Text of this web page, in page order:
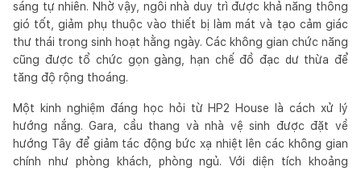
sáng tự nhiên. Nhờ vậy, ngôi nhà duy trì được khả năng thông
gió tốt, giảm phụ thuộc vào thiết bị làm mát và tạo cảm giác
thư thái trong sinh hoạt hằng ngày. Các không gian chức năng
cũng được tổ chức gọn gàng, hạn chế đồ đạc dư thừa để
tăng độ rộng thoáng.
Một kinh nghiệm đáng học hỏi từ HP2 House là cách xử lý
hướng nắng. Gara, cầu thang và nhà vệ sinh được đặt về
hướng Tây để giảm tác động bức xạ nhiệt lên các không gian
chính như phòng khách, phòng ngủ. Với diện tích khoảng